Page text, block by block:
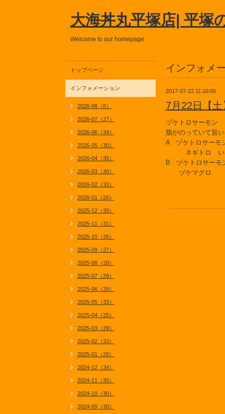
大海丼丸平塚店| 平塚
Welcome to our homepage
インフォメ
2017-07-22 11:10:00
7月22日【
ヅケトロサーモン
脂がのっていて旨い
A ヅケトロサーモ
ネギトロ い
B ヅケトロサーモ
ヅケマグロ
トップページ
インフォメーション
2026-08（8）
2026-07（27）
2026-06（34）
2026-05（30）
2026-04（35）
2026-03（30）
2026-02（33）
2026-01（26）
2025-12（30）
2025-11（31）
2025-10（26）
2025-09（27）
2025-08（28）
2025-07（29）
2025-06（29）
2025-05（33）
2025-04（25）
2025-03（29）
2025-02（33）
2025-01（28）
2024-12（34）
2024-11（35）
2024-10（30）
2024-09（30）